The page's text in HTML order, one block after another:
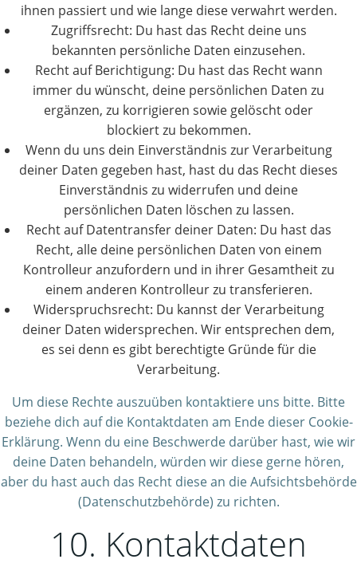
ihnen passiert und wie lange diese verwahrt werden.
Zugriffsrecht: Du hast das Recht deine uns
bekannten persönliche Daten einzusehen.
Recht auf Berichtigung: Du hast das Recht wann
immer du wünscht, deine persönlichen Daten zu
ergänzen, zu korrigieren sowie gelöscht oder
blockiert zu bekommen.
Wenn du uns dein Einverständnis zur Verarbeitung
deiner Daten gegeben hast, hast du das Recht dieses
Einverständnis zu widerrufen und deine
persönlichen Daten löschen zu lassen.
Recht auf Datentransfer deiner Daten: Du hast das
Recht, alle deine persönlichen Daten von einem
Kontrolleur anzufordern und in ihrer Gesamtheit zu
einem anderen Kontrolleur zu transferieren.
Widerspruchsrecht: Du kannst der Verarbeitung
deiner Daten widersprechen. Wir entsprechen dem,
es sei denn es gibt berechtigte Gründe für die
Verarbeitung.
Um diese Rechte auszuüben kontaktiere uns bitte. Bitte
beziehe dich auf die Kontaktdaten am Ende dieser Cookie-
Erklärung. Wenn du eine Beschwerde darüber hast, wie wir
deine Daten behandeln, würden wir diese gerne hören,
aber du hast auch das Recht diese an die Aufsichtsbehörde
(Datenschutzbehörde) zu richten.
10. Kontaktdaten